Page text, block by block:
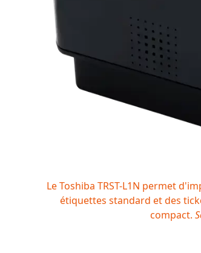
Le Toshiba TRST-L1N permet
étiquettes standard et des
compact.